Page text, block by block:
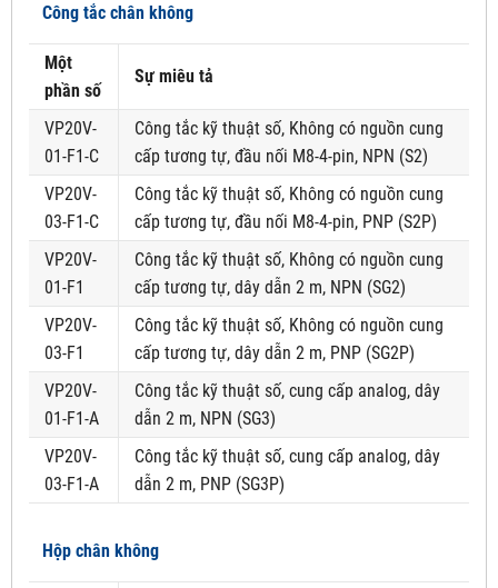
Công tắc chân không
Một
phần số
Sự miêu tả
VP20V-
01-F1-C
Công tắc kỹ thuật số, Không có nguồn cung
cấp tương tự, đầu nối M8-4-pin, NPN (S2)
VP20V-
03-F1-C
Công tắc kỹ thuật số, Không có nguồn cung
cấp tương tự, đầu nối M8-4-pin, PNP (S2P)
VP20V-
01-F1
Công tắc kỹ thuật số, Không có nguồn cung
cấp tương tự, dây dẫn 2 m, NPN (SG2)
VP20V-
03-F1
Công tắc kỹ thuật số, Không có nguồn cung
cấp tương tự, dây dẫn 2 m, PNP (SG2P)
VP20V-
01-F1-A
Công tắc kỹ thuật số, cung cấp analog, dây
dẫn 2 m, NPN (SG3)
VP20V-
03-F1-A
Công tắc kỹ thuật số, cung cấp analog, dây
dẫn 2 m, PNP (SG3P)
Hộp chân không